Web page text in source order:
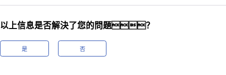
以上信息是否解決了您的問題？
是 否